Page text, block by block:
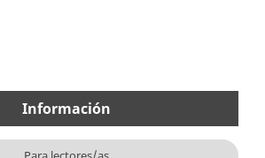
Información